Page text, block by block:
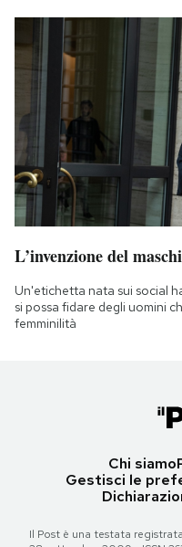
L’invenzione del
Un'etichetta nata sui social
si possa fidare degli uomini
femminilità
Chi siamo
Gestisci le
Il Post è una testata